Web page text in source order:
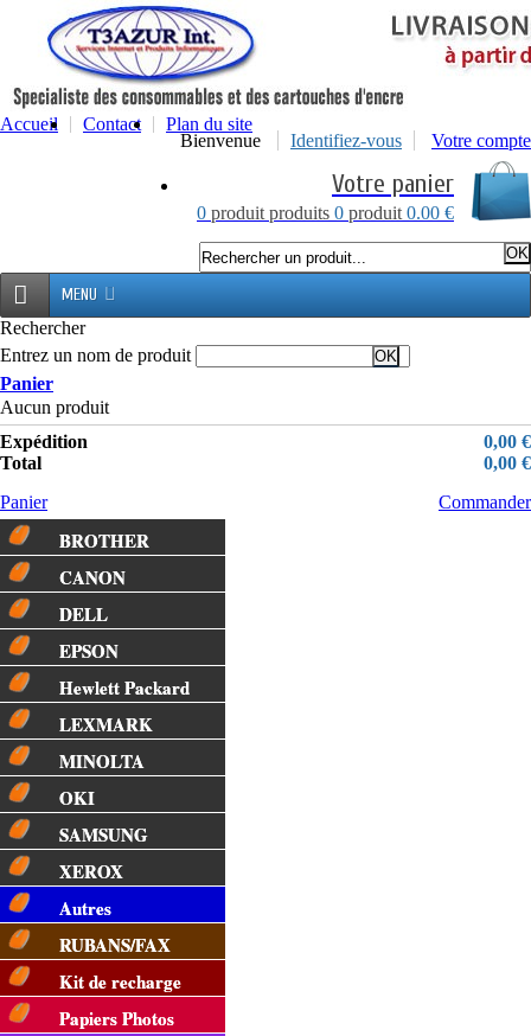
Accueil Contact
Plan du site
Bienvenue
Identifiez-vous Votre compte
Votre panier
0 produit produits 0 produit 0.00 €
MENU
Rechercher
Entrez un nom de produit
Panier
Aucun produit
Expédition
0,00 €
Total
0,00 €
Panier
Commander
BROTHER
CANON
DELL
EPSON
Hewlett Packard
LEXMARK
MINOLTA
OKI
SAMSUNG
XEROX
Autres
RUBANS/FAX
Kit de recharge
Papiers Photos